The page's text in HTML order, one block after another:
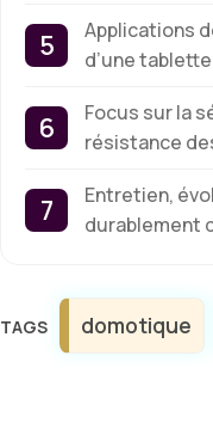
Applications
d’une
Focus sur la
résistance
Entretien,
durablement
Étiquettes
domotique